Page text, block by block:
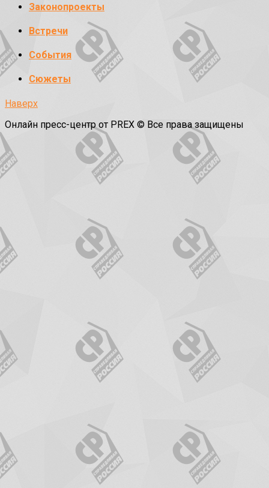
Законопроекты
Встречи
События
Сюжеты
Наверх
Онлайн пресс-центр от PREX © Все права защищены